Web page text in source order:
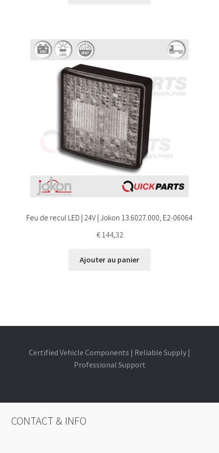
Feu de recul LED | 24V | Jokon 13.6027.000, E2-06064
€144,32
Ajouter au panier
Certified Vehicle Components | Reliable Supply |
Professional Support
CONTACT & INFO